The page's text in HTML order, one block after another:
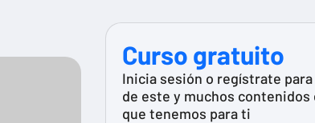
Curso gratuito
Inicia sesión o regístrate
de este y muchos contenidos
que tenemos para ti